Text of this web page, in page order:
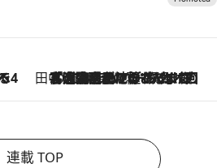
伎へ 田中稲の勝手に再ブーム
2026.8.7
「湘南乃風に憧れて」観客大盛上がりの“タオル回し”に、ラッパー顔負けの高速歌唱まで…さだまさし（74）のアグレッシブすぎる現在地
連載 TOP